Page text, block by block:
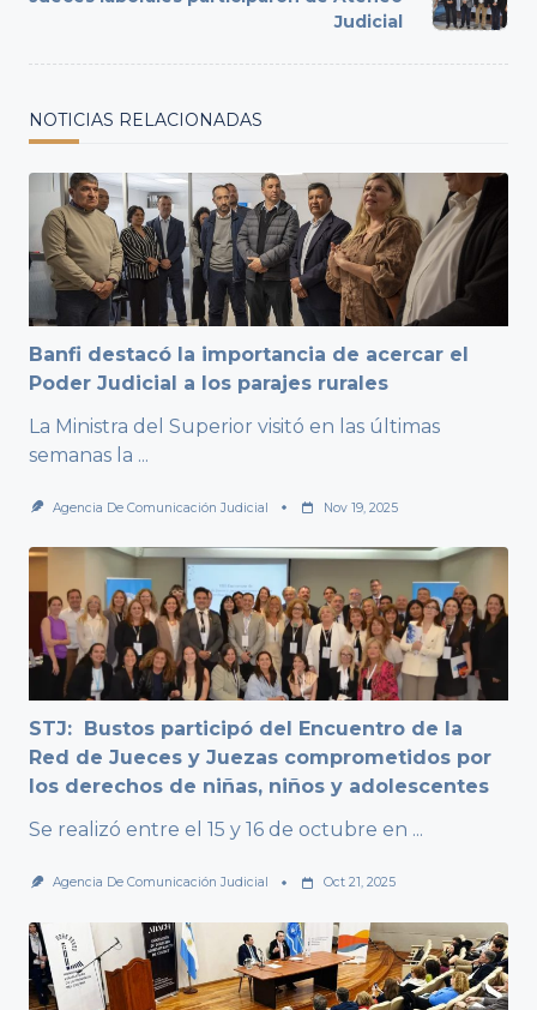
Judicial
NOTICIAS RELACIONADAS
Banfi destacó la importancia de acercar el
Poder Judicial a los parajes rurales
La Ministra del Superior visitó en las últimas
semanas la ...
Agencia De Comunicación Judicial Nov 19, 2025
STJ: Bustos participó del Encuentro de la
Red de Jueces y Juezas comprometidos por
los derechos de niñas, niños y adolescentes
Se realizó entre el 15 y 16 de octubre en ...
Agencia De Comunicación Judicial Oct 21, 2025